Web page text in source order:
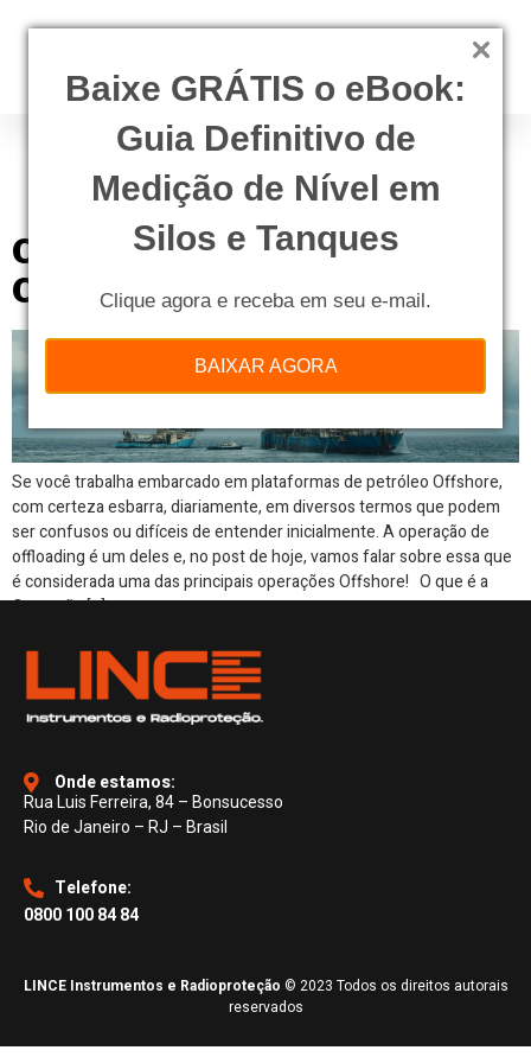
Baixe GRÁTIS o eBook:
Guia Definitivo de
Medição de Nível em
Silos e Tanques
Clique agora e receba em seu e-mail.
BAIXAR AGORA
Tag:operação de
offloading
Operação de Offloading – Já
Ouviu Falar?
Se você trabalha embarcado em plataformas de petróleo Offshore,
com certeza esbarra, diariamente, em diversos termos que podem
ser confusos ou difíceis de entender inicialmente. A operação de
offloading é um deles e, no post de hoje, vamos falar sobre essa que
é considerada uma das principais operações Offshore! O que é a
Operação […]
Onde estamos:
Rua Luis Ferreira, 84 – Bonsucesso
Rio de Janeiro – RJ – Brasil
Telefone:
0800 100 84 84
LINCE Instrumentos e Radioproteção © 2023 Todos os direitos autorais
reservados